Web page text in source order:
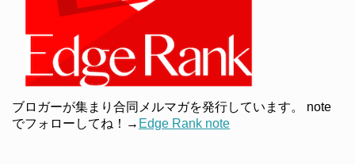
ブロガーが集まり合同メルマガを発行しています。 note
でフォローしてね！→ Edge Rank note